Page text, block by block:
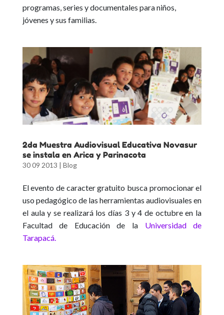
programas, series y documentales para niños,
jóvenes y sus familias.
2da Muestra Audiovisual Educativa Novasur
se instala en Arica y Parinacota
30 09 2013 | Blog
El evento de caracter gratuito busca promocionar el
uso pedagógico de las herramientas audiovisuales en
el aula y se realizará los días 3 y 4 de octubre en la
Facultad de Educación de la Universidad de
Tarapacá.